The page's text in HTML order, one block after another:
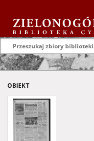
OBIEKT